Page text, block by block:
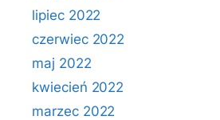
lipiec 2022
czerwiec 2022
maj 2022
kwiecień 2022
marzec 2022